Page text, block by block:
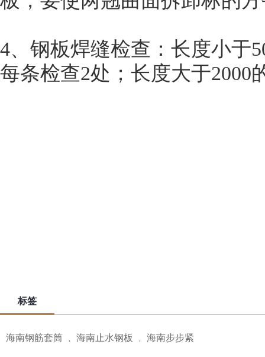
4、钢板焊缝检查：长度小于
每条检查2处；长度大于2000
标签
海南钢筋套筒 , 海南止水钢板 , 海南步步紧